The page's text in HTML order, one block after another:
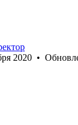
2020 •